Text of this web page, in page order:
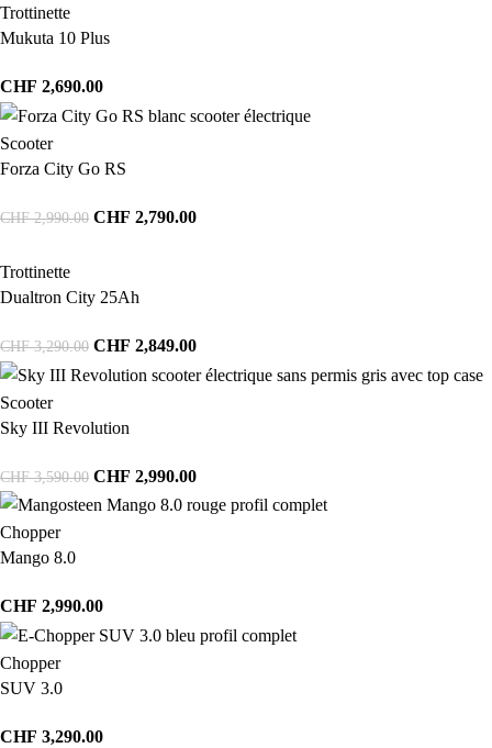
Trottinette
Mukuta 10 Plus
CHF 2,690.00
Scooter
Forza City Go RS
CHF2,990.00 CHF 2,790.00
Trottinette
Dualtron City 25Ah
CHF3,290.00 CHF 2,849.00
Scooter
Sky III Revolution
CHF3,590.00 CHF 2,990.00
Chopper
Mango 8.0
CHF 2,990.00
Chopper
SUV 3.0
CHF 3,290.00